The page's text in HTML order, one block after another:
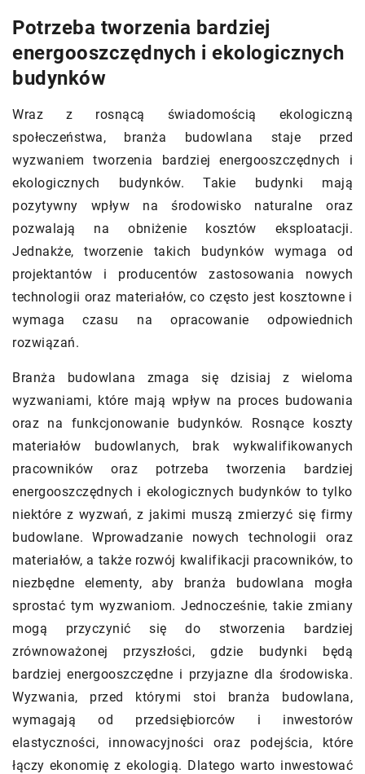
Potrzeba tworzenia bardziej
energooszczędnych i ekologicznych
budynków
Wraz z rosnącą świadomością ekologiczną
społeczeństwa, branża budowlana staje przed
wyzwaniem tworzenia bardziej energooszczędnych i
ekologicznych budynków. Takie budynki mają
pozytywny wpływ na środowisko naturalne oraz
pozwalają na obniżenie kosztów eksploatacji.
Jednakże, tworzenie takich budynków wymaga od
projektantów i producentów zastosowania nowych
technologii oraz materiałów, co często jest kosztowne i
wymaga czasu na opracowanie odpowiednich
rozwiązań.
Branża budowlana zmaga się dzisiaj z wieloma
wyzwaniami, które mają wpływ na proces budowania
oraz na funkcjonowanie budynków. Rosnące koszty
materiałów budowlanych, brak wykwalifikowanych
pracowników oraz potrzeba tworzenia bardziej
energooszczędnych i ekologicznych budynków to tylko
niektóre z wyzwań, z jakimi muszą zmierzyć się firmy
budowlane. Wprowadzanie nowych technologii oraz
materiałów, a także rozwój kwalifikacji pracowników, to
niezbędne elementy, aby branża budowlana mogła
sprostać tym wyzwaniom. Jednocześnie, takie zmiany
mogą przyczynić się do stworzenia bardziej
zrównoważonej przyszłości, gdzie budynki będą
bardziej energooszczędne i przyjazne dla środowiska.
Wyzwania, przed którymi stoi branża budowlana,
wymagają od przedsiębiorców i inwestorów
elastyczności, innowacyjności oraz podejścia, które
łączy ekonomię z ekologią. Dlatego warto inwestować